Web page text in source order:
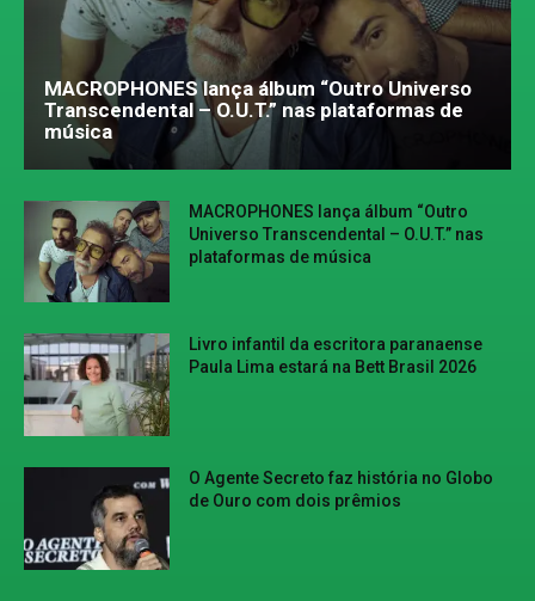
MACROPHONES lança álbum “Outro Universo
Transcendental – O.U.T.” nas plataformas de
música
MACROPHONES lança álbum “Outro
Universo Transcendental – O.U.T.” nas
plataformas de música
Livro infantil da escritora paranaense
Paula Lima estará na Bett Brasil 2026
O Agente Secreto faz história no Globo
de Ouro com dois prêmios